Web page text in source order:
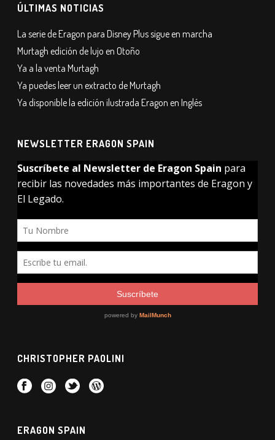
SÍGUENOS
ÚLTIMAS NOTICIAS
La serie de Eragon para Disney Plus sigue en marcha
Ya disponible la edición ilustrada Eragon en Inglés